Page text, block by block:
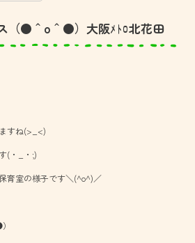
（●＾o＾●）大阪ﾒﾄﾛ北花田
すね(>_<)
(・_・;)
育室の様子です＼(^o^)／